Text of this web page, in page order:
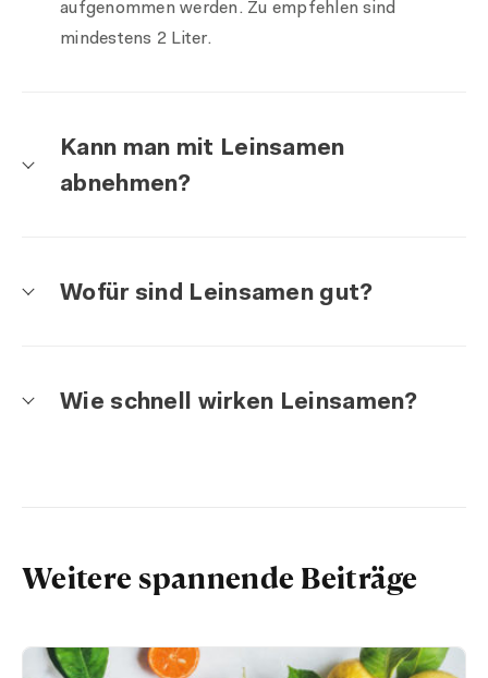
aufgenommen werden. Zu empfehlen sind
mindestens 2 Liter.
Kann man mit Leinsamen
abnehmen?
Wofür sind Leinsamen gut?
Wie schnell wirken Leinsamen?
Weitere spannende Beiträge